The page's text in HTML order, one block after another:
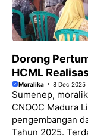
Dorong
HCML
Moralika 8 Dec 2025
Sumenep,
CNOOC Madura
pengembangan
Tahun 2025.